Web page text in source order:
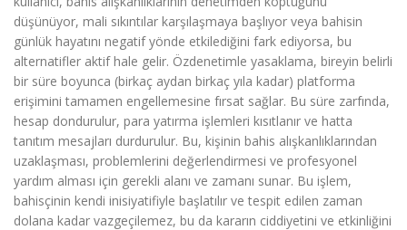
düşünüyor, mali sıkıntılar karşılaşmaya başlıyor veya bahisin
günlük hayatını negatif yönde etkilediğini fark ediyorsa, bu
alternatifler aktif hale gelir. Özdenetimle yasaklama, bireyin belirli
bir süre boyunca (birkaç aydan birkaç yıla kadar) platforma
erişimini tamamen engellemesine fırsat sağlar. Bu süre zarfında,
hesap dondurulur, para yatırma işlemleri kısıtlanır ve hatta
tanıtım mesajları durdurulur. Bu, kişinin bahis alışkanlıklarından
uzaklaşması, problemlerini değerlendirmesi ve profesyonel
yardım alması için gerekli alanı ve zamanı sunar. Bu işlem,
bahisçinin kendi inisiyatifiyle başlatılır ve tespit edilen zaman
dolana kadar vazgeçilemez, bu da kararın ciddiyetini ve etkinliğini